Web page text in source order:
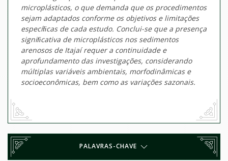
microplásticos, o que demanda que os procedimentos
sejam adaptados conforme os objetivos e limitações
especíﬁcas de cada estudo. Conclui-se que a presença
signiﬁcativa de microplásticos nos sedimentos
arenosos de Itajaí requer a continuidade e
aprofundamento das investigações, considerando
múltiplas variáveis ambientais, morfodinâmicas e
socioeconômicas, bem como as variações sazonais.
PALAVRAS-CHAVE